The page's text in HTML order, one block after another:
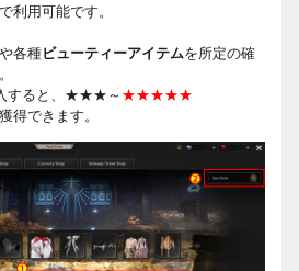
利用可能です。
や各種ビューティーアイテムを所定の確
すると、★★★～ ★★★★★
得できます。